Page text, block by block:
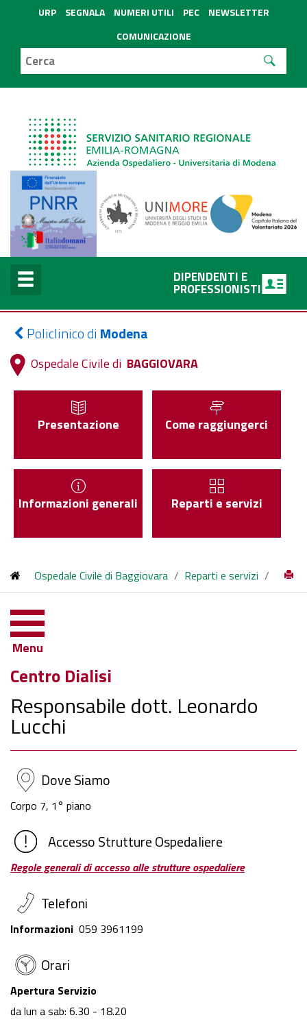
URP SEGNALA NUMERI UTILI PEC
NEWSLETTER
COMUNICAZIONE
DIPENDENTI E
PROFESSIONISTI
Policlinico di Modena
Ospedale Civile di BAGGIOVARA
Presentazione Come raggiungerci
Informazioni generali Reparti e servizi
Ospedale Civile di Baggiovara / Reparti e servizi /
Menu
Centro Dialisi
Responsabile dott. Leonardo
Lucchi
Dove Siamo
Corpo 7, 1° piano
Accesso Strutture Ospedaliere
Regole generali di accesso alle strutture ospedaliere
Telefoni
Informazioni 059 3961199
Orari
Apertura Servizio
da lun a sab: 6.30 - 18.20